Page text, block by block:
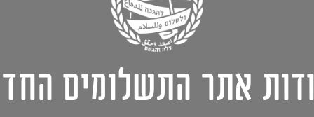
אתר התשלומים